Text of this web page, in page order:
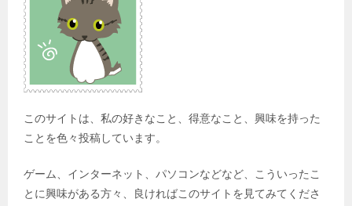
このサイトは、私の好きなこと、得意なこと、興味を持った
ことを色々投稿しています。
ゲーム、インターネット、パソコンなどなど、こういったこ
とに興味がある方々、良ければこのサイトを見てみてくださ